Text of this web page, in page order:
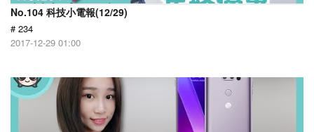
No.104 科技小電報(12/29)
# 234
2017-12-29 01:00